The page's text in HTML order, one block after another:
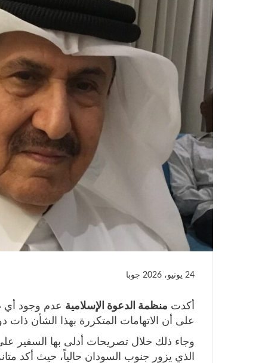
24 يونيو، 2026 جوبا
أكدت منظمة الدعوة الإسلامية عدم وجود أي
على أن الاتهامات المتكررة بهذا الشأن
وجاء ذلك خلال تصريحات أدلى بها السفير
الذي يزور جنوب السودان حالياً، حيث أكد